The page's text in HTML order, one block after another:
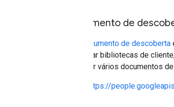
Documento de
Documento de descoberta
para criar bibliotecas de
fornecer vários documentos
https://